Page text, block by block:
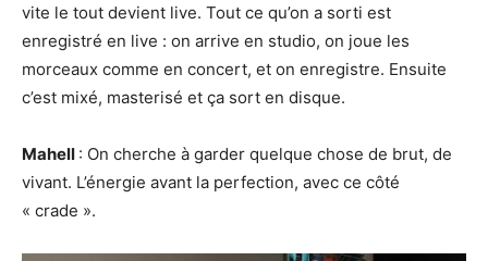
vite le tout devient live. Tout ce qu’on a sorti est
enregistré en live : on arrive en studio, on joue les
morceaux comme en concert, et on enregistre. Ensuite
c’est mixé, masterisé et ça sort en disque.
Mahell : On cherche à garder quelque chose de brut, de
vivant. L’énergie avant la perfection, avec ce côté
« crade ».